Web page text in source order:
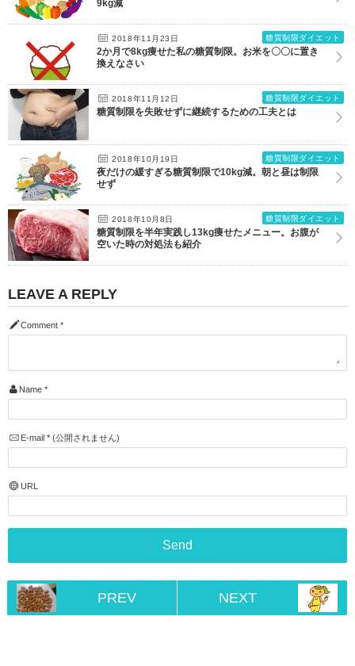
9kg減
2018年11月23日 糖質制限ダイエット
2か月で8kg痩せた私の糖質制限。お米を〇〇に置き
換えなさい
2018年11月12日 糖質制限ダイエット
糖質制限を失敗せずに継続するための工夫とは
2018年10月19日 糖質制限ダイエット
夜だけの緩すぎる糖質制限で10kg減。朝と昼は制限
せず
2018年10月8日 糖質制限ダイエット
糖質制限を半年実践し13kg痩せたメニュー。お腹が
空いた時の対処法も紹介
LEAVE A REPLY
Comment *
Name *
E-mail *(公開されません)
URL
PREV NEXT